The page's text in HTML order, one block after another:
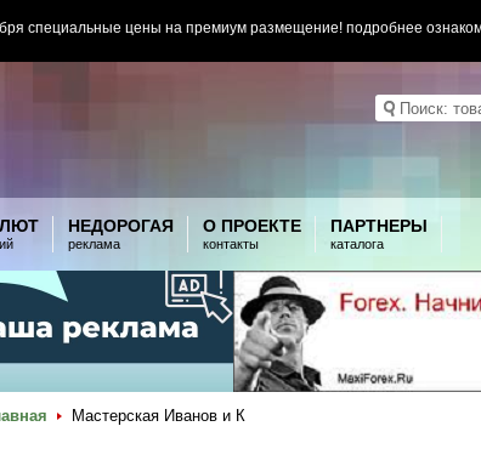
специальные цены на премиум размещение! подробнее
НЕДОРОГАЯ
реклама
О ПРОЕКТЕ
контакты
ПАРТНЕРЫ
каталога
Мастерская Иванов и К